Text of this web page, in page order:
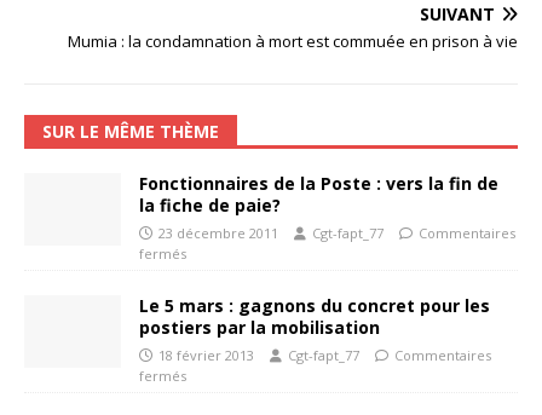
SUIVANT
Mumia : la condamnation à mort est commuée en prison à vie
SUR LE MÊME THÈME
Fonctionnaires de la Poste : vers la fin de
la fiche de paie?
23 décembre 2011 Cgt-fapt_77
Commentaires
fermés
Le 5 mars : gagnons du concret pour les
postiers par la mobilisation
18 février 2013 Cgt-fapt_77
Commentaires
fermés